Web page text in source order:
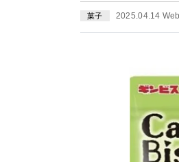
菓子 2025.04.14